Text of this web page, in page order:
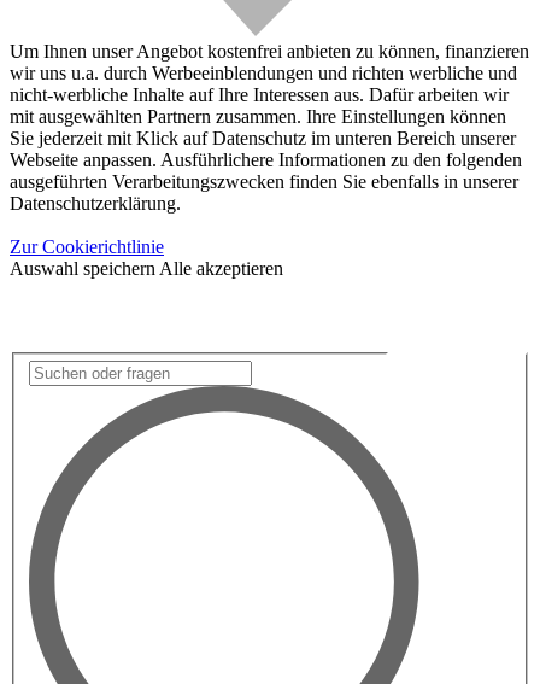
Um Ihnen unser Angebot kostenfrei anbieten zu können, finanzieren
wir uns u.a. durch Werbeeinblendungen und richten werbliche und
nicht-werbliche Inhalte auf Ihre Interessen aus. Dafür arbeiten wir
mit ausgewählten Partnern zusammen. Ihre Einstellungen können
Sie jederzeit mit Klick auf Datenschutz im unteren Bereich unserer
Webseite anpassen. Ausführlichere Informationen zu den folgenden
ausgeführten Verarbeitungszwecken finden Sie ebenfalls in unserer
Datenschutzerklärung.
Zur Cookierichtlinie
Auswahl speichern Alle akzeptieren